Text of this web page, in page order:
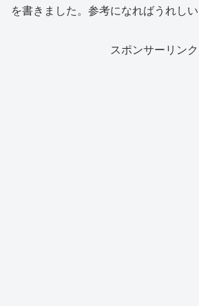
を書きました。参考になればうれしい
スポンサーリンク